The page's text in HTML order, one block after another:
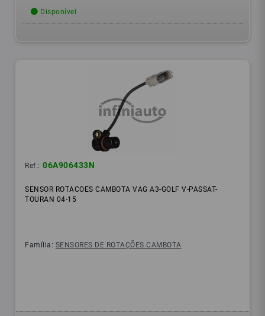
Disponível
Ref.: 06A906433N
SENSOR ROTACOES CAMBOTA VAG A3-GOLF V-PASSAT-
TOURAN 04-15
Família: SENSORES DE ROTAÇÕES CAMBOTA